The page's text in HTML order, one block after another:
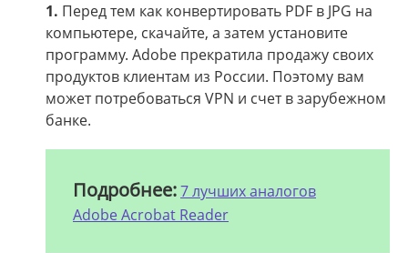
1. Перед тем как конвертировать PDF в JPG на
компьютере, скачайте, а затем установите
программу. Adobe прекратила продажу своих
продуктов клиентам из России. Поэтому вам
может потребоваться VPN и счет в зарубежном
банке.
Подробнее:7 лучших аналогов
Adobe Acrobat Reader